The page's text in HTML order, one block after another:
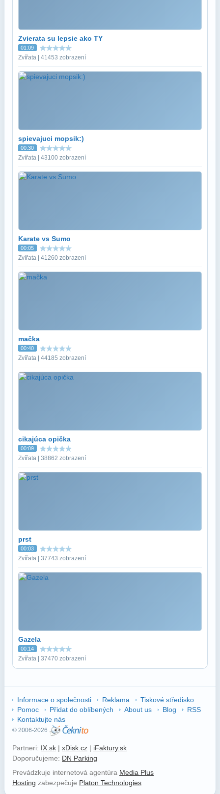
Zvierata su lepsie ako TY
01:09
Zvířata | 41453 zobrazení
spievajuci mopsik:)
00:30
Zvířata | 43100 zobrazení
Karate vs Sumo
00:05
Zvířata | 41260 zobrazení
mačka
00:40
Zvířata | 44185 zobrazení
cikajúca opička
00:09
Zvířata | 38862 zobrazení
prst
00:03
Zvířata | 37743 zobrazení
Gazela
00:14
Zvířata | 37470 zobrazení
Informace o společnosti Reklama
Tiskové středisko
Pomoc
Přidat do oblíbených About us Blog
RSS
Kontaktujte nás
© 2006-2026
Partneri: IX.sk | xDisk.cz | iFaktury.sk
Doporučujeme: DN Parking
Prevádzkuje internetová agentúra Media Plus
Hosting zabezpečuje Platon Technologies